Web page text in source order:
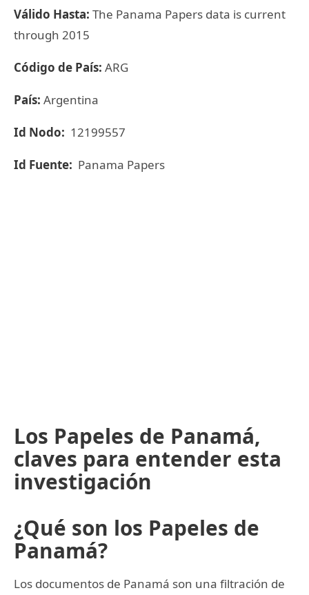
Válido Hasta: The Panama Papers data is current
through 2015
Código de País: ARG
País: Argentina
Id Nodo: 12199557
Id Fuente: Panama Papers
Los Papeles de Panamá,
claves para entender esta
investigación
¿Qué son los Papeles de
Panamá?
Los documentos de Panamá son una filtración de